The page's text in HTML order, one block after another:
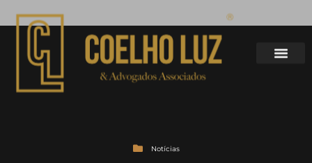
Notícias